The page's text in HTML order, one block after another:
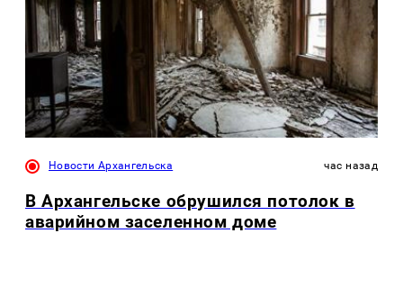
Новости Архангельска час назад
В Архангельске обрушился потолок в
аварийном заселенном доме